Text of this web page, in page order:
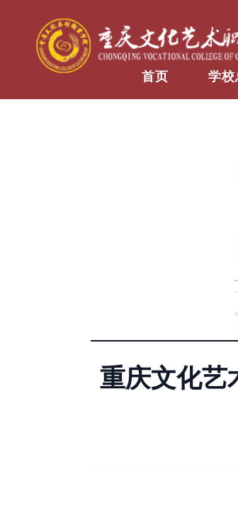
首页 学校
重庆文化艺